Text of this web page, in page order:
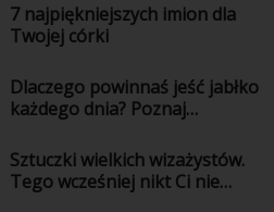
7 najpiękniejszych imion dla
Twojej córki
Dlaczego powinnaś jeść jabłko
każdego dnia? Poznaj
owocu
Sztuczki wielkich wizażystów.
Tego wcześniej nikt Ci nie